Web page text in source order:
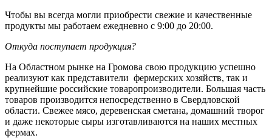
Чтобы вы всегда могли приобрести свежие и качественные
продукты мы работаем ежедневно с 9:00 до 20:00.
Откуда поступает продукция?
На Областном рынке на Громова свою продукцию успешно
реализуют как представители фермерских хозяйств, так и
крупнейшие российские товаропроизводители. Большая часть
товаров производится непосредственно в Свердловской
области. Свежее мясо, деревенская сметана, домашний творог
и даже некоторые сыры изготавливаются на наших местных
фермах.